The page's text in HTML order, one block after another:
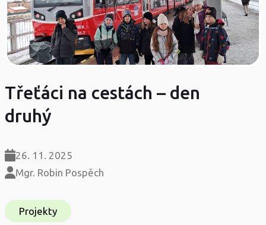
Třeťáci na cestách – den
druhý
26. 11. 2025
Mgr. Robin Pospěch
Projekty